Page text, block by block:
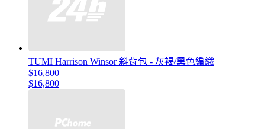
TUMI Harrison Winsor 斜背包 - 灰褐/黑色編織
$16,800
$16,800